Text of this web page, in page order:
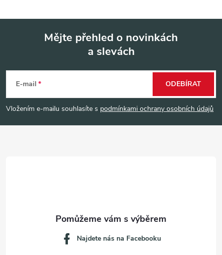
p
Mějte přehled o novinkách
a slevách
E-mail
Vložením e-mailu souhlasíte s podmínkami ochrany osobních údajů
ODEBÍRAT
Najdete nás na Facebooku